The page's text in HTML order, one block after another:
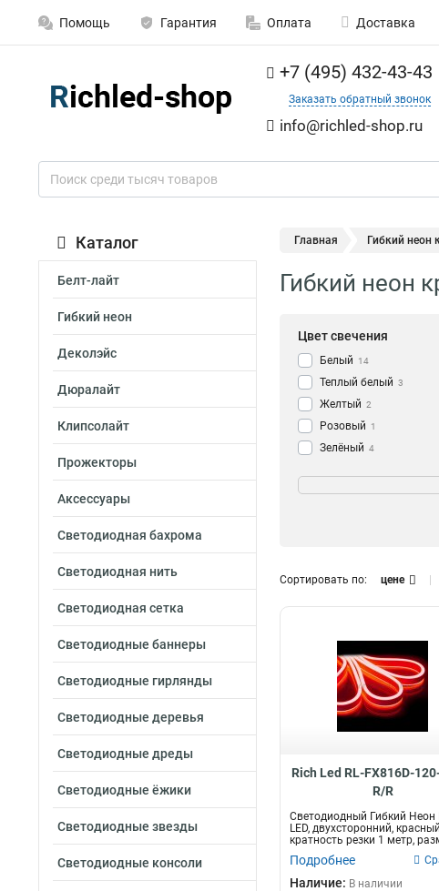
Помощь Гарантия Оплата Доставка
+7 (495) 432-43-43
Заказать обратный звонок
info@richled-shop.ru
Каталог
Белт-лайт
Гибкий неон
Деколэйс
Дюралайт
Клипсолайт
Прожекторы
Аксессуары
Светодиодная бахрома
Светодиодная нить
Светодиодная сетка
Светодиодные баннеры
Светодиодные гирлянды
Светодиодные деревья
Светодиодные дреды
Светодиодные ёжики
Светодиодные звезды
Светодиодные консоли
Главная Гибкий неон
Гибкий неон
Цвет свечения
Белый 14
Теплый белый 3
Желтый 2
Розовый 1
Зелёный 4
Красный 5
Водонепроницаемость
Сортировать по: цене
Rich Led RL-FX816D-
R/R
Светодиодный Гибкий Неон
LED, двухсторонний,
кратность резки 1 метр,
Подробнее
Наличие: В наличии